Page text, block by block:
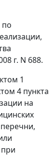
по
г. N 688.
1
4 пункта
на